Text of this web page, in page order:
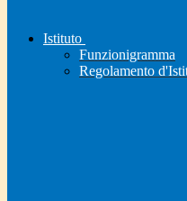
Istituto
Funzionigramma
Regolamento